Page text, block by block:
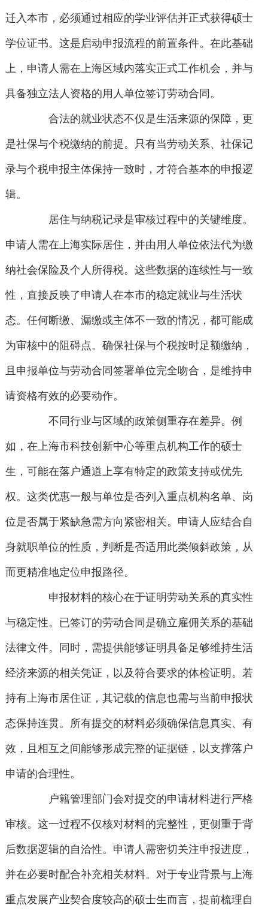
迁入本市，必须通过相应的学业评估并正式获得硕士
学位证书。这是启动申报流程的前置条件。在此基础
上，申请人需在上海区域内落实正式工作机会，并与
具备独立法人资格的用人单位签订劳动合同。
合法的就业状态不仅是生活来源的保障，更
是社保与个税缴纳的前提。只有当劳动关系、社保记
录与个税申报主体保持一致时，才符合基本的申报逻
辑。
居住与纳税记录是审核过程中的关键维度。
申请人需在上海实际居住，并由用人单位依法代为缴
纳社会保险及个人所得税。这些数据的连续性与一致
性，直接反映了申请人在本市的稳定就业与生活状
态。任何断缴、漏缴或主体不一致的情况，都可能成
为审核中的阻碍点。确保社保与个税按时足额缴纳，
且申报单位与劳动合同签署单位完全吻合，是维持申
请资格有效的必要动作。
不同行业与区域的政策侧重存在差异。例
如，在上海市科技创新中心等重点机构工作的硕士
生，可能在落户通道上享有特定的政策支持或优先
权。这类优惠一般与单位是否列入重点机构名单、岗
位是否属于紧缺急需方向紧密相关。申请人应结合自
身就职单位的性质，判断是否适用此类倾斜政策，从
而更精准地定位申报路径。
申报材料的核心在于证明劳动关系的真实性
与稳定性。已签订的劳动合同是确立雇佣关系的基础
法律文件。同时，需提供能够证明具备足够维持生活
经济来源的相关凭证，以及符合要求的体检证明。若
持有上海市居住证，其记载的信息也需与当前申报状
态保持连贯。所有提交的材料必须确保信息真实、有
效，且相互之间能够形成完整的证据链，以支撑落户
申请的合理性。
户籍管理部门会对提交的申请材料进行严格
审核。这一过程不仅核对材料的完整性，更侧重于背
后数据逻辑的自洽性。申请人需密切关注申报进度，
并在必要时配合补充相关材料。对于专业背景与上海
重点发展产业契合度较高的硕士生而言，提前梳理自